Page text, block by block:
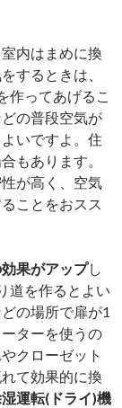
内はまめに換
するときは、
作ってあげるこ
の普段空気が
いですよ。住
もあります。
が高く、空気
ことをおスス
果がアップし
道を作るとよい
の場所で扉が1
ターを使うの
クローゼット
て効果的に換
運転(ドライ)機